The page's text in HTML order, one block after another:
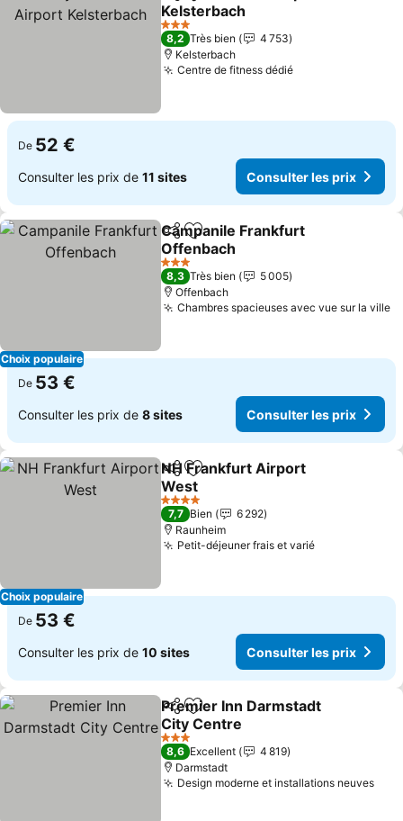
Kelsterbach
Consulter les prix
3 Étoiles
8,2 Très bien
4 753
Kelsterbach
Centre de fitness dédiéConsulter les
De 52 €
Consulter les prix de 11 sites Consulter les prix
Choix populaire
PartagerAjouter à mes favoris
Campanile Frankfurt
Offenbach
Consulter les prix
3 Étoiles
8,3 Très bien
5 005
Offenbach
Chambres spacieuses avec vue sur la ville
De 53 €
Consulter les prix de 8 sites Consulter les prix
Choix populaire
PartagerAjouter à mes favoris
NH Frankfurt Airport
West
Consulter les prix
4 Étoiles
7,7 Bien
6 292
Raunheim
Petit-déjeuner frais et variéConsulter
De 53 €
Consulter les prix de 10 sites Consulter les prix
PartagerAjouter à mes favoris
Premier Inn Darmstadt
City Centre
Consulter les prix
3 Étoiles
8,6 Excellent
4 819
Darmstadt
Design moderne et installations neuves